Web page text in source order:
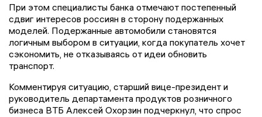
При этом специалисты банка отмечают постепенный
сдвиг интересов россиян в сторону подержанных
моделей. Подержанные автомобили становятся
логичным выбором в ситуации, когда покупатель хочет
сэкономить, не отказываясь от идеи обновить
транспорт.
Комментируя ситуацию, старший вице-президент и
руководитель департамента продуктов розничного
бизнеса ВТБ Алексей Охорзин подчеркнул, что спрос